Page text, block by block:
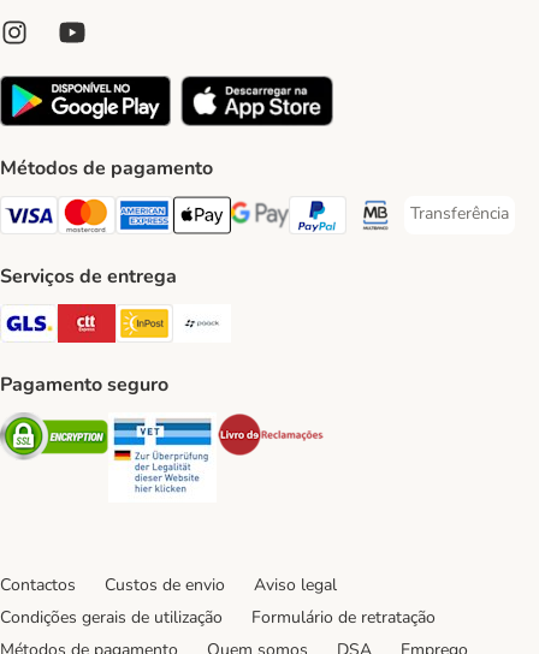
Métodos de pagamento
Visa Payment Method
Mastercard Payment Method
American Express Payment Method
Apple Pay Payment Method
Google Pay Payment Method
PayPal Payment Method
Multibanco Payment
Transferência
Transferência
Serviços de entrega
GLS Shipping Method
CTTExpress Shipping Method
InPost Shipping Method
Pagamento seguro
Security Security
Contactos Custos de envio
Aviso legal
Condições gerais de utilização
Formulário de retratação